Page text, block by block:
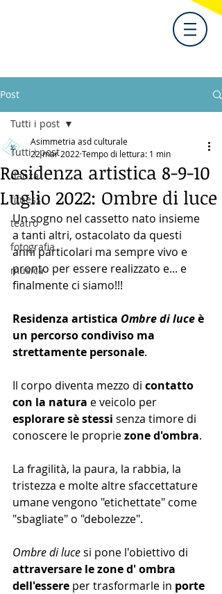
Post
Tutti i post
danza
fitness
teatro
fotografia
musica
Tutti i post
Residenza artistica 8-9-10
Luglio 2022: Ombre di luce
Asimmetria asd culturale
22 mar 2022 Tempo di lettura: 1 min
Un sogno nel cassetto nato insieme
a tanti altri, ostacolato da questi
anni particolari ma sempre vivo e
pronto per essere realizzato e... e
finalmente ci siamo!!!
Residenza artistica Ombre di luce è
un percorso condiviso ma
strettamente personale.
Il corpo diventa mezzo di contatto
con la natura e veicolo per
esplorare sè stessi senza timore di
conoscere le proprie zone d'ombra.
La fragilità, la paura, la rabbia, la
tristezza e molte altre sfaccettature
umane vengono "etichettate" come
"sbagliate" o "debolezze".
Ombre di luce si pone l'obiettivo di
attraversare le zone d' ombra
dell'essere per trasformarle in porte